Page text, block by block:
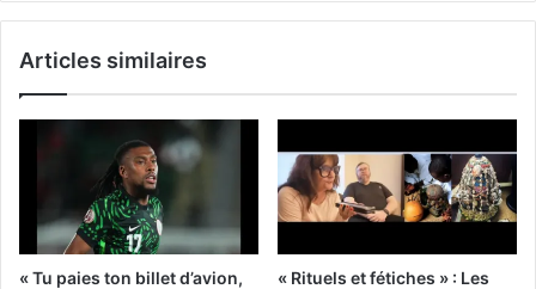
Articles similaires
« Tu paies ton billet d’avion,
« Rituels et fétiches » : Les